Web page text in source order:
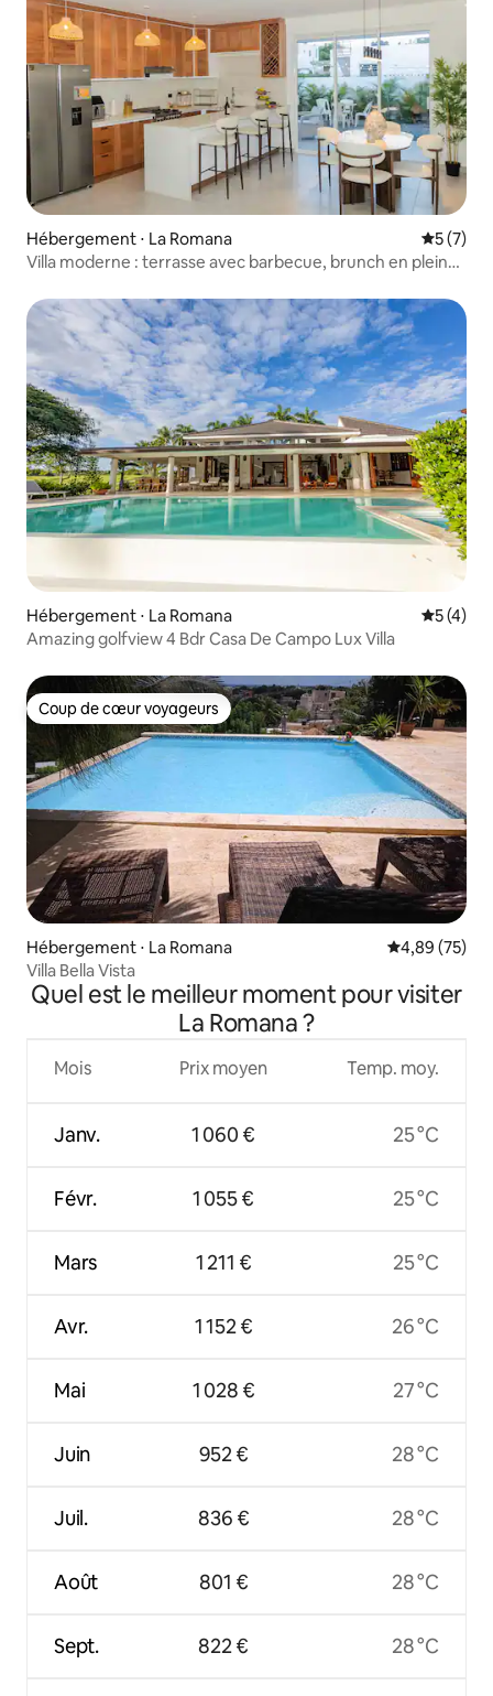
Hébergement ⋅ La Romana
5 (7)
Villa moderne : terrasse avec barbecue, brunch en plein
Hébergement ⋅ La Romana
5 (4)
Amazing golfview 4 Bdr Casa De Campo Lux Villa
Coup de cœur voyageurs
Coup de cœur voyageurs
Hébergement ⋅ La Romana Évaluation
4,89 (75)
Villa Bella Vista
Quel est le meilleur moment pour visiter
La Romana ?
Mois
Janv.
Févr.
Mars
Avr.
Mai
Juin
Juil.
Août
Sept.
Prix moyen
1 060 €
1 055 €
1 211 €
1 152 €
1 028 €
952 €
836 €
801 €
822 €
Temp. moy.
25 °C
25 °C
25 °C
26 °C
27 °C
28 °C
28 °C
28 °C
28 °C